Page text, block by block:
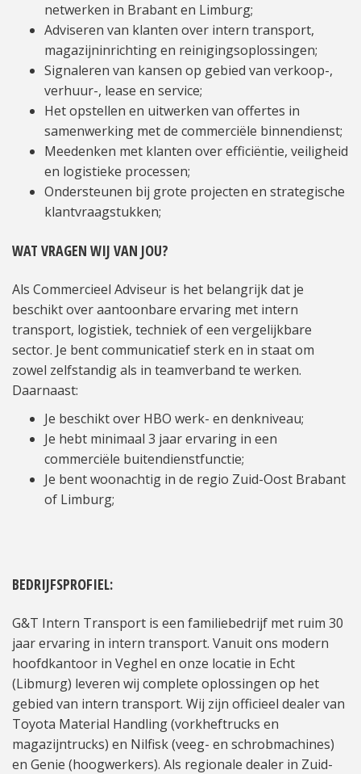
netwerken in Brabant en Limburg;
Adviseren van klanten over intern transport,
magazijninrichting en reinigingsoplossingen;
Signaleren van kansen op gebied van verkoop-,
verhuur-, lease en service;
Het opstellen en uitwerken van offertes in
samenwerking met de commerciële binnendienst;
Meedenken met klanten over efficiëntie, veiligheid
en logistieke processen;
Ondersteunen bij grote projecten en strategische
klantvraagstukken;
WAT VRAGEN WIJ VAN JOU?
Als Commercieel Adviseur is het belangrijk dat je
beschikt over aantoonbare ervaring met intern
transport, logistiek, techniek of een vergelijkbare
sector. Je bent communicatief sterk en in staat om
zowel zelfstandig als in teamverband te werken.
Daarnaast:
Je beschikt over HBO werk- en denkniveau;
Je hebt minimaal 3 jaar ervaring in een
commerciële buitendienstfunctie;
Je bent woonachtig in de regio Zuid-Oost Brabant
of Limburg;
BEDRIJFSPROFIEL:
G&T Intern Transport is een familiebedrijf met ruim 30
jaar ervaring in intern transport. Vanuit ons modern
hoofdkantoor in Veghel en onze locatie in Echt
(Libmurg) leveren wij complete oplossingen op het
gebied van intern transport. Wij zijn officieel dealer van
Toyota Material Handling (vorkheftrucks en
magazijntrucks) en Nilfisk (veeg- en schrobmachines)
en Genie (hoogwerkers). Als regionale dealer in Zuid-